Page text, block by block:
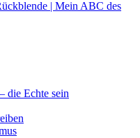
| Mein ABC des
die Echte sein